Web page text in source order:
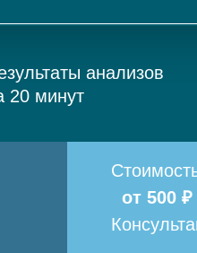
анализов
20 минут
от 500